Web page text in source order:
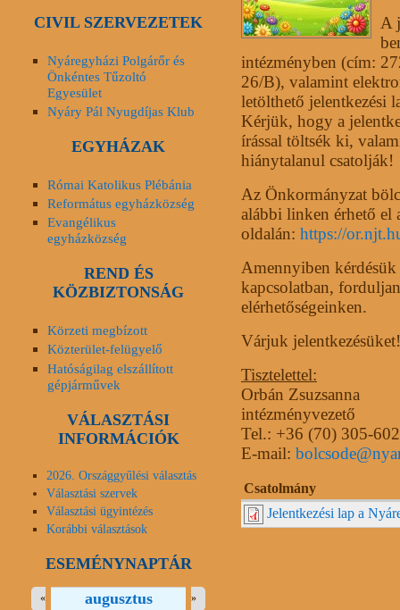
A
intézményben (cím:
26/B), valamint
letölthető jelentkezési
Kérjük, hogy a
írással töltsék ki,
hiánytalanul csatolják!
Az Önkormányzat
alábbi linken érhető el
oldalán: https://
Amennyiben kérdésük
kapcsolatban,
elérhetőségeinken.
Várjuk jelentkezésüket!
Tisztelettel:
Orbán Zsuzsanna
intézményvezető
Tel.: +36 (70) 305-
E-mail:
Csatolmány
Jelentkezési lap a
CIVIL SZERVEZETEK
Nyáregyházi Polgárőr és
Önkéntes Tűzoltó
Egyesület
Nyáry Pál Nyugdíjas Klub
EGYHÁZAK
Római Katolikus Plébánia
Református egyházközség
Evangélikus
egyházközség
REND ÉS
KÖZBIZTONSÁG
Körzeti megbízott
Közterület-felügyelő
Hatóságilag elszállított
gépjárművek
VÁLASZTÁSI
INFORMÁCIÓK
2026. Országgyűlési választás
Választási szervek
Választási ügyintézés
Korábbi választások
ESEMÉNYNAPTÁR
augusztus
« »